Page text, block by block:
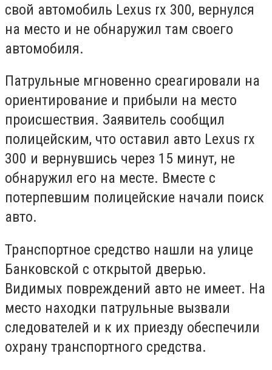
свой автомобиль Lexus rx 300, вернулся
на место и не обнаружил там своего
автомобиля.
Патрульные мгновенно среагировали на
ориентирование и прибыли на место
происшествия. Заявитель сообщил
полицейским, что оставил авто Lexus rx
300 и вернувшись через 15 минут, не
обнаружил его на месте. Вместе с
потерпевшим полицейские начали поиск
авто.
Транспортное средство нашли на улице
Банковской с открытой дверью.
Видимых повреждений авто не имеет. На
место находки патрульные вызвали
следователей и к их приезду обеспечили
охрану транспортного средства.